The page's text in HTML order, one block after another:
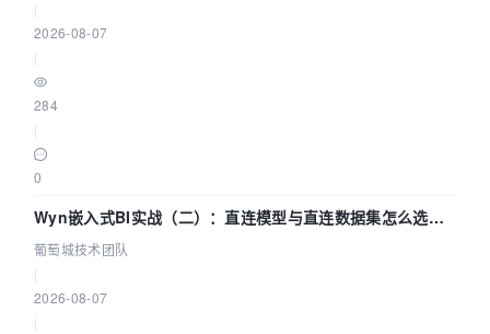
2026-08-07
284
0
Wyn嵌入式BI实战（二）：直连模型与直连数据集怎么选，
参数为什么不生效？| 葡萄城技术团队
葡萄城技术团队
2026-08-07